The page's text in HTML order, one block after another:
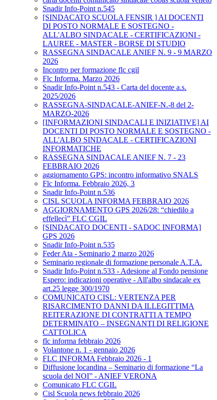
Snadir Info-Point n.545
[SINDACATO SCUOLA FENSIR ] AI DOCENTI
DI POSTO NORMALE E SOSTEGNO -
ALL'ALBO SINDACALE - CERTIFICAZIONI -
LAUREE - MASTER - BORSE DI STUDIO
RASSEGNA SINDACALE ANIEF N. 9 - 9 MARZO
2026
Incontro per formazione flc cgil
Flc Informa. Marzo 2026
Snadir Info-Point n.543 - Carta del docente a.s.
2025/2026
RASSEGNA-SINDACALE-ANIEF-N.-8 del 2-
MARZO-2026
[INFORMAZIONI SINDACALI E INIZIATIVE] AI
DOCENTI DI POSTO NORMALE E SOSTEGNO -
ALL'ALBO SINDACALE - CERTIFICAZIONI
INFORMATICHE
RASSEGNA SINDACALE ANIEF N. 7 - 23
FEBBRAIO 2026
aggiornamento GPS: incontro informativo SNALS
Flc Informa. Febbraio 2026, 3
Snadir Info-Point n.536
CISL SCUOLA INFORMA FEBBRAIO 2026
AGGIORNAMENTO GPS 2026/28: “chiedilo a
effellecì” FLC CGIL
[SINDACATO DOCENTI - SADOC INFORMA]
GPS 2026
Snadir Info-Point n.535
Feder Ata - Seminario 2 marzo 2026
Seminario regionale di formazione personale A.T.A.
Snadir Info-Point n.533 - Adesione al Fondo pensione
Espero: indicazioni operative - All'albo sindacale ex
art.25 legge 300/1970
COMUNICATO CISL: VERTENZA PER
RISARCIMENTO DANNI DA ILLEGITTIMA
REITERAZIONE DI CONTRATTI A TEMPO
DETERMINATO – INSEGNANTI DI RELIGIONE
CATTOLICA
flc informa febbraio 2026
Volantone n. 1 - gennaio 2026
FLC INFORMA Febbraio 2026 - 1
Diffusione locandina – Seminario di formazione “La
scuola del NOI” - ANIEF VERONA
Comunicato FLC CGIL
Cisl Scuola news febbraio 2026